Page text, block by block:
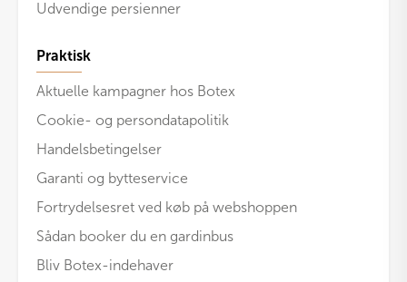
Udvendige persienner
Praktisk
Aktuelle kampagner hos Botex
Cookie- og persondatapolitik
Handelsbetingelser
Garanti og bytteservice
Fortrydelsesret ved køb på webshoppen
Sådan booker du en gardinbus
Bliv Botex-indehaver